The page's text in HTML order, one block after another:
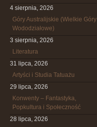
4 sierpnia, 2026
Góry Australijskie (Wielkie Góry
Wododziałowe)
3 sierpnia, 2026
Literatura
31 lipca, 2026
Artyści i Studia Tatuażu
29 lipca, 2026
Konwenty – Fantastyka,
Popkultura i Społeczność
28 lipca, 2026